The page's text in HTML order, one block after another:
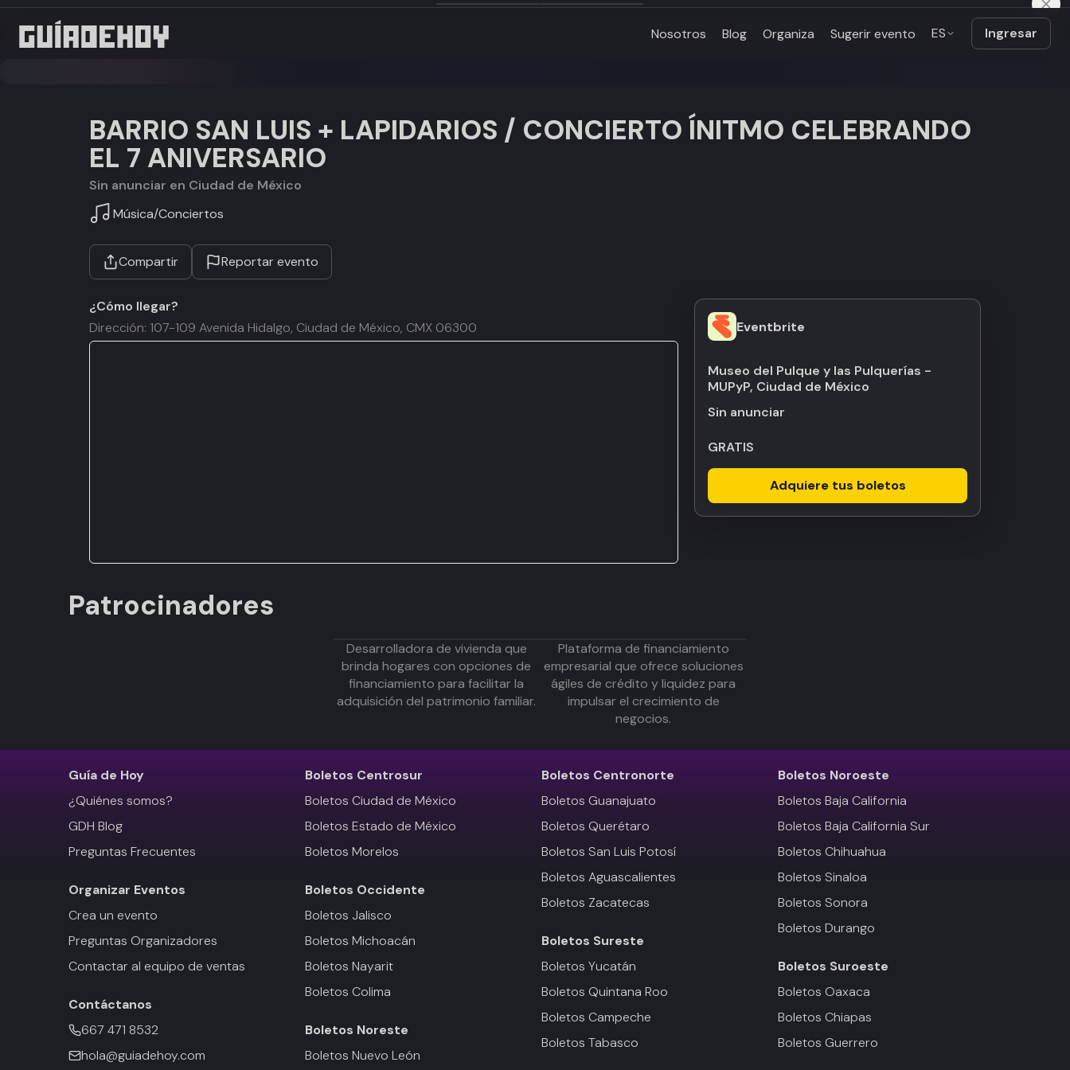
Nosotros Blog Organiza Sugerir evento ES Ingresar
BARRIO SAN LUIS + LAPIDARIOS / CONCIERTO ÍNITMO CELEBRANDO
EL 7 ANIVERSARIO
Sin anunciar en Ciudad de México
Música/Conciertos
Compartir Reportar evento
Eventbrite
Museo del Pulque y las Pulquerías -
MUPyP, Ciudad de México
Sin anunciar
GRATIS
Adquiere tus boletos
¿Cómo llegar?
Dirección: 107-109 Avenida Hidalgo, Ciudad de México, CMX 06300
Patrocinadores
Desarrolladora de vivienda que
brinda hogares con opciones de
financiamiento para facilitar la
adquisición del patrimonio familiar.
Plataforma de financiamiento
empresarial que ofrece soluciones
ágiles de crédito y liquidez para
impulsar el crecimiento de
negocios.
Guía de Hoy
¿Quiénes somos?
GDH Blog
Preguntas Frecuentes
Organizar Eventos
Crea un evento
Preguntas Organizadores
Contactar al equipo de ventas
Contáctanos
667 471 8532
hola@guiadehoy.com
Boletos Centrosur
Boletos Ciudad de México
Boletos Estado de México
Boletos Morelos
Boletos Occidente
Boletos Jalisco
Boletos Michoacán
Boletos Nayarit
Boletos Colima
Boletos Noreste
Boletos Nuevo León
Boletos Centronorte
Boletos Guanajuato
Boletos Querétaro
Boletos San Luis Potosí
Boletos Aguascalientes
Boletos Zacatecas
Boletos Sureste
Boletos Yucatán
Boletos Quintana Roo
Boletos Campeche
Boletos Tabasco
Boletos Noroeste
Boletos Baja California
Boletos Baja California Sur
Boletos Chihuahua
Boletos Sinaloa
Boletos Sonora
Boletos Durango
Boletos Suroeste
Boletos Oaxaca
Boletos Chiapas
Boletos Guerrero